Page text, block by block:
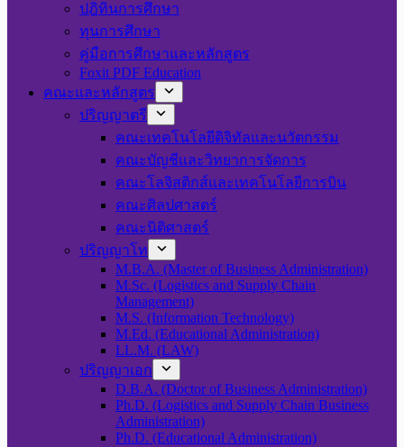
ปฎิทินการศึกษา
ทุนการศึกษา
คู่มือการศึกษาและหลักสูตร
Foxit PDF Education
คณะและหลักสูตร
ปริญญาตรี
คณะเทคโนโลยีดิจิทัลและนวัตกรรม
คณะบัญชีและวิทยาการจัดการ
คณะโลจิสติกส์และเทคโนโลยีการบิน
คณะศิลปศาสตร์
คณะนิติศาสตร์
ปริญญาโท
M.B.A. (Master of Business Administration)
M.Sc. (Logistics and Supply Chain
Management)
M.S. (Information Technology)
M.Ed. (Educational Administration)
LL.M. (LAW)
ปริญญาเอก
D.B.A. (Doctor of Business Administration)
Ph.D. (Logistics and Supply Chain Business
Administration)
Ph.D. (Educational Administration)